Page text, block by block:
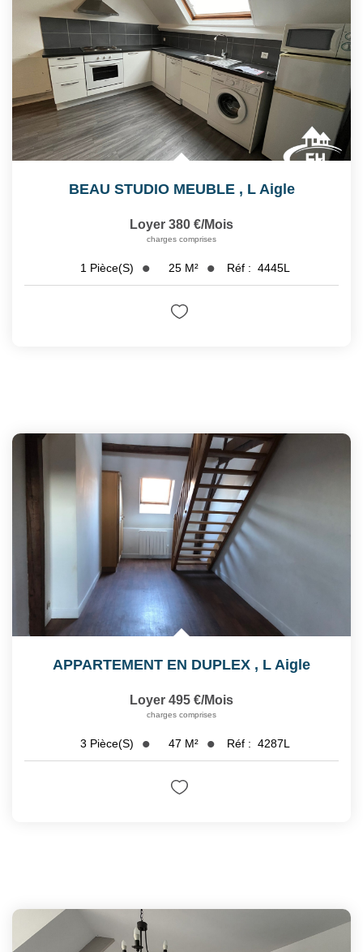
BEAU STUDIO MEUBLE , L Aigle
Loyer 380 €/mois
charges comprises
1 Pièce(s) 25 M² Réf : 4445L
APPARTEMENT EN DUPLEX , L Aigle
Loyer 495 €/mois
charges comprises
3 Pièce(s) 47 M² Réf : 4287L